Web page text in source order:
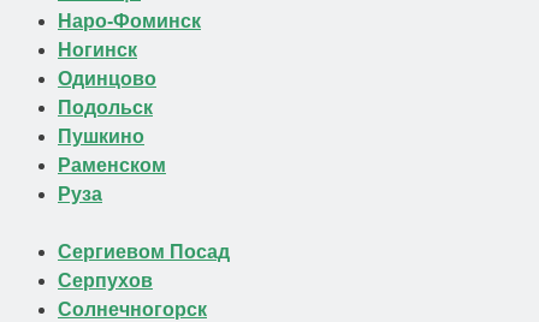
Наро-Фоминск
Ногинск
Одинцово
Подольск
Пушкино
Раменском
Руза
Сергиевом Посад
Серпухов
Солнечногорск